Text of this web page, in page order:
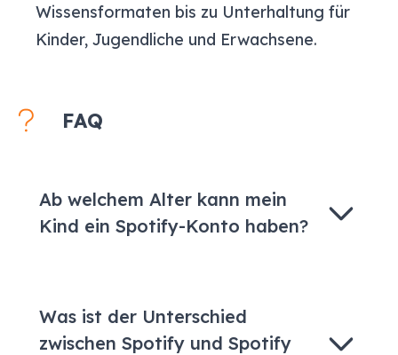
Wissensformaten bis zu Unterhaltung für
Kinder, Jugendliche und Erwachsene.
FAQ
Ab welchem Alter kann mein
Kind ein Spotify-Konto haben?
Was ist der Unterschied
zwischen Spotify und Spotify